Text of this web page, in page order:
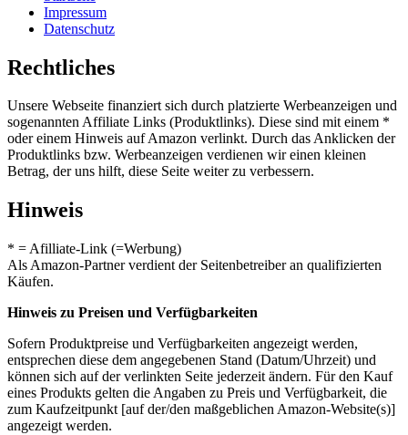
Impressum
Datenschutz
Rechtliches
Unsere Webseite finanziert sich durch platzierte Werbeanzeigen und
sogenannten Affiliate Links (Produktlinks). Diese sind mit einem *
oder einem Hinweis auf Amazon verlinkt. Durch das Anklicken der
Produktlinks bzw. Werbeanzeigen verdienen wir einen kleinen
Betrag, der uns hilft, diese Seite weiter zu verbessern.
Hinweis
* = Afilliate-Link (=Werbung)
Als Amazon-Partner verdient der Seitenbetreiber an qualifizierten
Käufen.
Hinweis zu Preisen und Verfügbarkeiten
Sofern Produktpreise und Verfügbarkeiten angezeigt werden,
entsprechen diese dem angegebenen Stand (Datum/Uhrzeit) und
können sich auf der verlinkten Seite jederzeit ändern. Für den Kauf
eines Produkts gelten die Angaben zu Preis und Verfügbarkeit, die
zum Kaufzeitpunkt [auf der/den maßgeblichen Amazon-Website(s)]
angezeigt werden.